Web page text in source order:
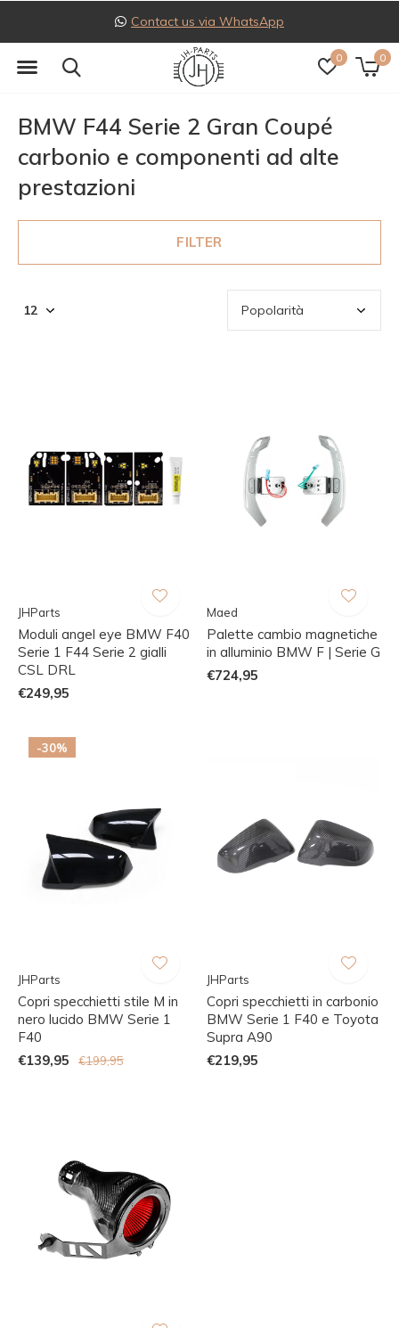
0 0
Follow us on Instagram
BMW F44 Serie 2 Gran Coupé
carbonio e componenti ad alte
prestazioni
FILTER
JHParts
Moduli angel eye BMW F40
Serie 1 F44 Serie 2 gialli
CSL DRL
€249,95
Maed
Palette cambio magnetiche
in alluminio BMW F | Serie G
€724,95
-30%
JHParts
Copri specchietti stile M in
nero lucido BMW Serie 1
F40
€139,95
€199,95
JHParts
Copri specchietti in carbonio
BMW Serie 1 F40 e Toyota
Supra A90
€219,95